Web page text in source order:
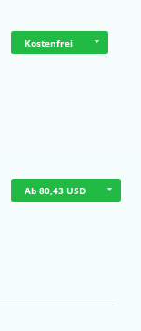
Kostenfrei
Ab 80,43 USD